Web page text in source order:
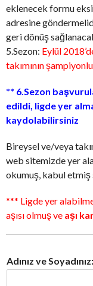
eklenecek formu
adresine
geri dönüş
5.Sezon: Eylül
takımının
** 6.Sezon
edildi, ligde yer
kaydolabilirsiniz
Bireysel ve/veya
web sitemizde yer
okumuş, kabul etmiş
*** Ligde yer
aşısı olmuş ve aşı
Adınız ve Soyadınız: